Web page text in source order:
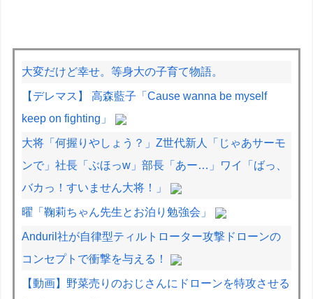
大変だけど幸せ。等身大の子育て物語。
【デレマス】 高森藍子「Cause wanna be myself
keep on fighting」
大将「何握りやしょう？」Z世代新人「じゃあサーモ
ンで」社長「ぶほっw」部長「あー…」ワイ「ばっ、
バカっ！すいません大将！」
曜「鞠莉ちゃん先生とお泊り勉強会」
Anduril社が自律型ティルトローター攻撃ドローンの
コンセプトで衝撃を与える！
【動画】野菜売りのおじさんにドローンを特攻させる